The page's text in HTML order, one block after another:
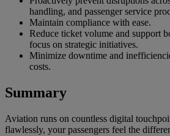
handling, and passenger service
Maintain compliance with ease.
Reduce ticket volume and support
focus on strategic initiatives.
Minimize downtime and
costs.
Summary
Aviation runs on countless digital
flawlessly, your passengers feel the